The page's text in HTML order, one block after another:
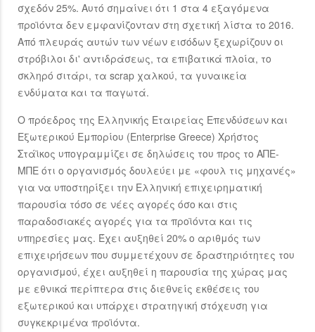
σχεδόν 25%. Αυτό σημαίνει ότι 1 στα 4 εξαγόμενα
προϊόντα δεν εμφανίζονταν στη σχετική λίστα το 2016.
Από πλευράς αυτών των νέων εισόδων ξεχωρίζουν οι
στρόβιλοι δι' αντιδράσεως, τα επιβατικά πλοία, το
σκληρό σιτάρι, τα scrap χαλκού, τα γυναικεία
ενδύματα και τα παγωτά.
Ο πρόεδρος της Ελληνικής Εταιρείας Επενδύσεων και
Εξωτερικού Εμπορίου (Enterprise Greece) Χρήστος
Στάϊκος υπογραμμίζει σε δηλώσεις του προς το ΑΠΕ-
ΜΠΕ ότι ο οργανισμός δουλεύει με «φουλ τις μηχανές»
για να υποστηρίξει την Ελληνική επιχειρηματική
παρουσία τόσο σε νέες αγορές όσο και στις
παραδοσιακές αγορές για τα προϊόντα και τις
υπηρεσίες μας. Έχει αυξηθεί 20% ο αριθμός των
επιχειρήσεων που συμμετέχουν σε δραστηριότητες του
οργανισμού, έχει αυξηθεί η παρουσία της χώρας μας
με εθνικά περίπτερα στις διεθνείς εκθέσεις του
εξωτερικού και υπάρχει στρατηγική στόχευση για
συγκεκριμένα προϊόντα.